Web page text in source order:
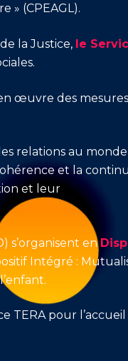
» (CPEAGL).
la Justice, le
œuvre des mesures
relations au
et la
et leur
s’organisent en
Intégré :
TERA pour